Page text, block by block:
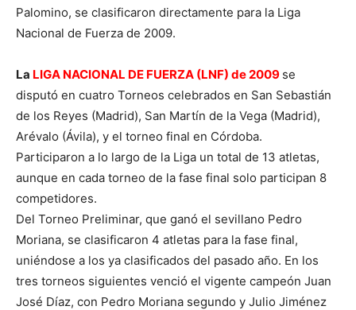
Palomino, se clasificaron directamente para la Liga
Nacional de Fuerza de 2009.
La LIGA NACIONAL DE FUERZA (LNF) de 2009 se
disputó en cuatro Torneos celebrados en San Sebastián
de los Reyes (Madrid), San Martín de la Vega (Madrid),
Arévalo (Ávila), y el torneo final en Córdoba.
Participaron a lo largo de la Liga un total de 13 atletas,
aunque en cada torneo de la fase final solo participan 8
competidores.
Del Torneo Preliminar, que ganó el sevillano Pedro
Moriana, se clasificaron 4 atletas para la fase final,
uniéndose a los ya clasificados del pasado año. En los
tres torneos siguientes venció el vigente campeón Juan
José Díaz, con Pedro Moriana segundo y Julio Jiménez